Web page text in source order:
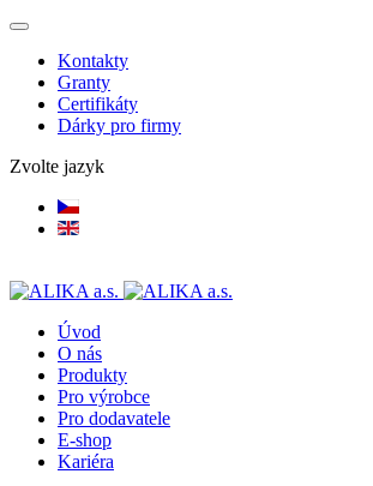
Kontakty
Granty
Certifikáty
Dárky pro firmy
Zvolte jazyk
Úvod
O nás
Produkty
Pro výrobce
Pro dodavatele
E-shop
Kariéra